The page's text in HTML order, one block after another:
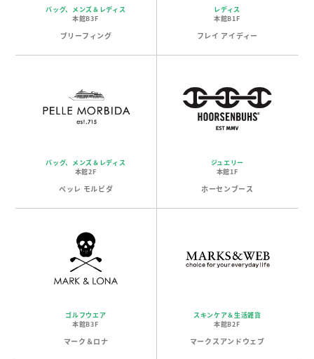
バッグ、メンズ＆レディス
本館B3F
ブリーフィング
レディス
本館B1F
フレイ アイディー
バッグ、メンズ＆レディス
本館2F
ペッレ モルビダ
ジュエリー
本館1F
ホーセンブース
ゴルフウエア
本館B3F
マーク＆ロナ
スキンケア＆生活雑貨
本館B2F
マークスアンドウェブ